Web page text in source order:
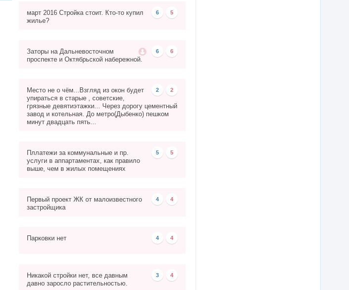
5
6
март 2016 Стройка стоит. Кто-то купил
жилье?
6
6
Заторы на Дальневосточном
проспекте и Октябрьской набережной.
2
2
Место не о чём...Взгляд из окон будет
упираться в старые , советские,
грязные девятиэтажки... Через дорогу цементный
завод и котельная. До метро(Дыбенко) пешком
минут двадцать пять...
5
5
Пллатежи за коммунальные и пр.
услуги в аппартаментах, как правило
выше, чем в жилых помещениях
4
4
Первый проект ЖК от малоизвестного
застройщика
4
4
Парковки нет
4
3
Никакой стройки нет, все давным
давно заросло растительностью.